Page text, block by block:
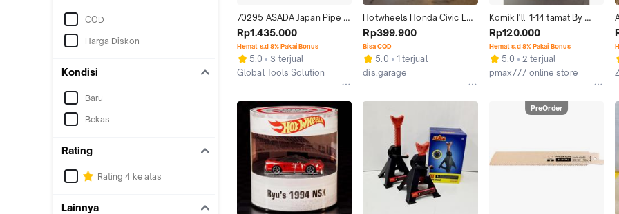
COD
Harga Diskon
Kondisi
Baru
Bekas
Rating
Rating 4 ke atas
Lainnya
70295 ASADA Japan Pipe
Saw Blade HSS for Up to
14" Pipe
Rp1.435.000
Hemat s.d 8% Pakai Bonus
5.0
3 terjual
Global Tools Solution
Hotwheels Honda Civic EG
Ryu Asada Tribute Blue
Loose Unrivet Pabrik
Rp399.900
Bisa COD
5.0
1 terjual
dis.garage
Komik I'll  1-14 tamat By
Hiroyuki Asada
Rp120.000
Hemat s.d 8% Pakai Bonus
5.0
2 terjual
pmax777 online store
PreOrder